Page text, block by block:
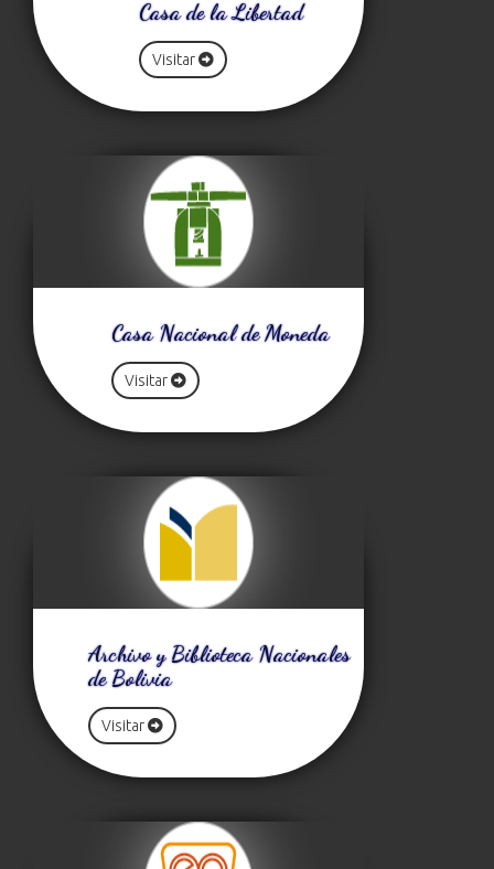
Casa de la Libertad
Visitar
Casa Nacional de Moneda
Visitar
Archivo y Biblioteca Nacionales
de Bolivia
Visitar